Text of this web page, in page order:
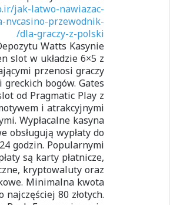
jak-latwo-nawiazac-
nvcasino-przewodnik-
dla-graczy-z-polski/
Watts Kasynie
slot w układzie 6×5 z
przenosi graczy
bogów. Gates
od Pragmatic Play z
i atrakcyjnymi
Wypłacalne kasyna
obsługują wypłaty do
godzin. Popularnymi
są karty płatnicze,
kryptowaluty oraz
Minimalna kwota
najczęściej 80 złotych.